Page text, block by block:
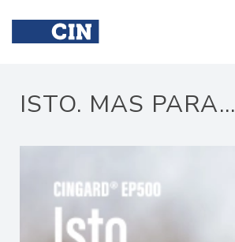
ISTO. MAS PARA...
Isto